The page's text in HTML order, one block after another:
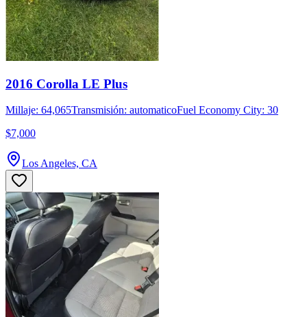
2016 Corolla LE Plus
Millaje: 64,065Transmisión: automaticoFuel Economy City: 30
$7,000
Los Angeles, CA